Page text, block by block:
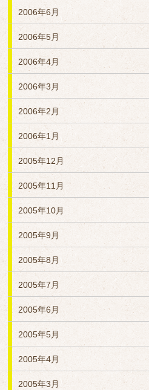
2006年6月
2006年5月
2006年4月
2006年3月
2006年2月
2006年1月
2005年12月
2005年11月
2005年10月
2005年9月
2005年8月
2005年7月
2005年6月
2005年5月
2005年4月
2005年3月